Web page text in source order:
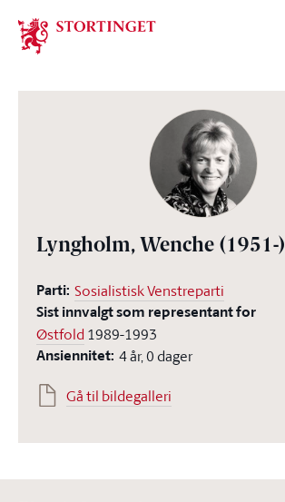
Stortinget.no
Lyngholm, Wenche (1951-)
Parti: Sosialistisk Venstreparti
Sist innvalgt som representant for
Østfold 1989-1993
Ansiennitet: 4 år, 0 dager
Gå til bildegalleri